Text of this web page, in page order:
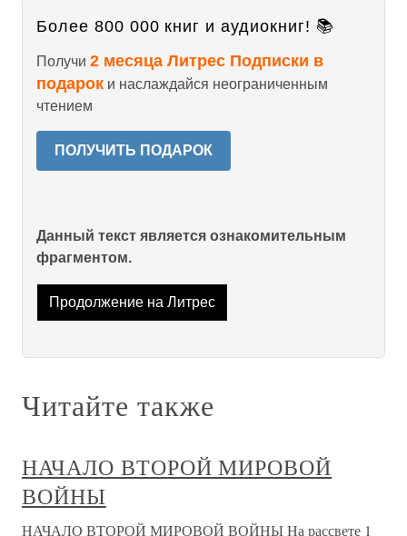
Более 800 000 книг и аудиокниг! 📚
Получи 2 месяца Литрес Подписки в
подарок и наслаждайся неограниченным
чтением
ПОЛУЧИТЬ ПОДАРОК
Данный текст является ознакомительным
фрагментом.
Продолжение на Литрес
Читайте также
НАЧАЛО ВТОРОЙ МИРОВОЙ
ВОЙНЫ
НАЧАЛО ВТОРОЙ МИРОВОЙ ВОЙНЫ На рассвете 1